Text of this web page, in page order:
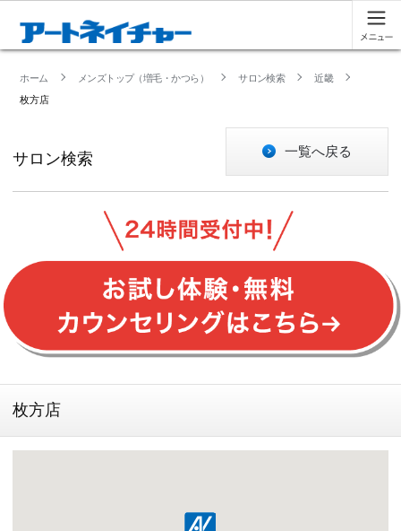
ホーム メンズトップ（増毛・かつら） サロン検索
近畿
枚方店
サロン検索 一覧へ戻る
枚方店